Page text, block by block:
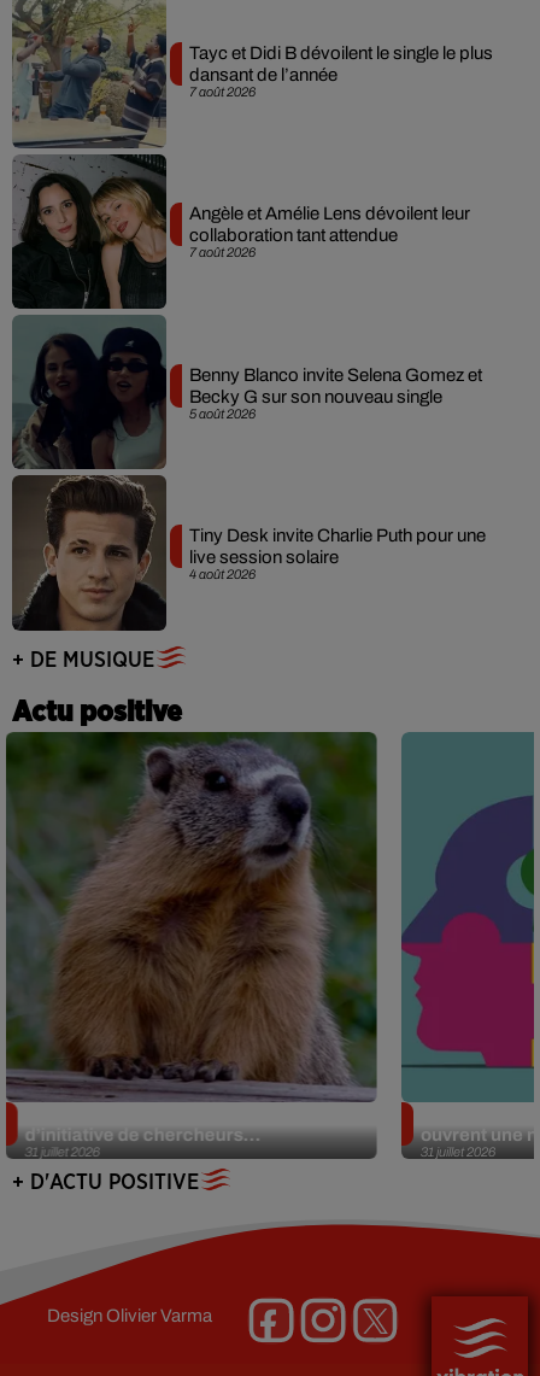
7 août 2026
Tayc et Didi B dévoilent le single le plus
dansant de l’année
7 août 2026
Angèle et Amélie Lens dévoilent leur
collaboration tant attendue
5 août 2026
Benny Blanco invite Selena Gomez et
Becky G sur son nouveau single
4 août 2026
Tiny Desk invite Charlie Puth pour une
live session solaire
+ DE MUSIQUE
Actu positive
31 juillet 2026
d’initiative de chercheurs...
31 juillet 2026
ouvrent une
+ D'ACTU POSITIVE
DesignOlivier Varma